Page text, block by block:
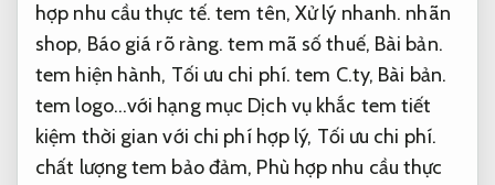
hợp nhu cầu thực tế. tem tên, Xử lý nhanh. nhãn
shop, Báo giá rõ ràng. tem mã số thuế, Bài bản.
tem hiện hành, Tối ưu chi phí. tem C.ty, Bài bản.
tem logo…với hạng mục Dịch vụ khắc tem tiết
kiệm thời gian với chi phí hợp lý, Tối ưu chi phí.
chất lượng tem bảo đảm, Phù hợp nhu cầu thực